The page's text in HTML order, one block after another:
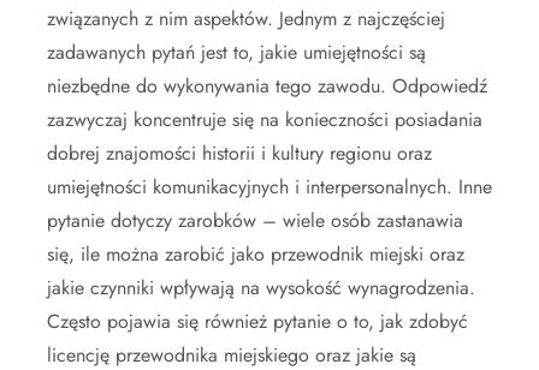
związanych z nim aspektów. Jednym z najczęściej
zadawanych pytań jest to, jakie umiejętności są
niezbędne do wykonywania tego zawodu. Odpowiedź
zazwyczaj koncentruje się na konieczności posiadania
dobrej znajomości historii i kultury regionu oraz
umiejętności komunikacyjnych i interpersonalnych. Inne
pytanie dotyczy zarobków – wiele osób zastanawia
się, ile można zarobić jako przewodnik miejski oraz
jakie czynniki wpływają na wysokość wynagrodzenia.
Często pojawia się również pytanie o to, jak zdobyć
licencję przewodnika miejskiego oraz jakie są